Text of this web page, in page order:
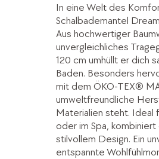
In eine Welt des
Schalbademantel
Aus hochwertiger
unvergleichliches
120 cm umhüllt er dich
Baden. Besonders
mit dem ÖKO-TEX®
umweltfreundliche
Materialien steht. Ideal
oder im Spa,
stilvollem Design. Ein
entspannte